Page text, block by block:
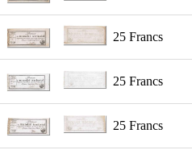
25 Francs
25 Francs
25 Francs